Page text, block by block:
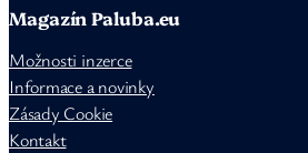
Magazín Paluba.eu
Možnosti inzerce
Informace a novinky
Zásady Cookie
Kontakt